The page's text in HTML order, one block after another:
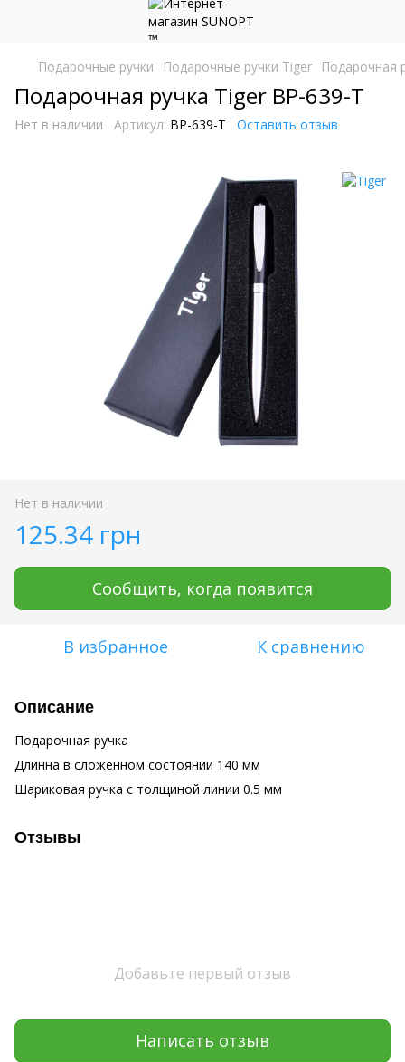
Подарочные ручки Подарочные ручки Tiger Подарочная
Подарочная ручка Tiger BP-639-T
Нет в наличии Артикул: BP-639-T Оставить отзыв
Нет в наличии
125.34 грн
Сообщить, когда появится
В избранное К сравнению
Описание
Подарочная ручка
Длинна в сложенном состоянии 140 мм
Шариковая ручка с толщиной линии 0.5 мм
Отзывы
Добавьте первый отзыв
Написать отзыв